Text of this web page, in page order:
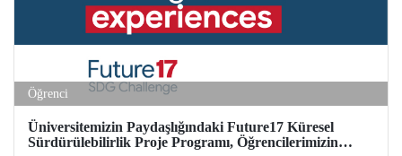
Öğrenci
Üniversitemizin Paydaşlığındaki Future17 Küresel
Sürdürülebilirlik Proje Programı, Öğrencilerimizin